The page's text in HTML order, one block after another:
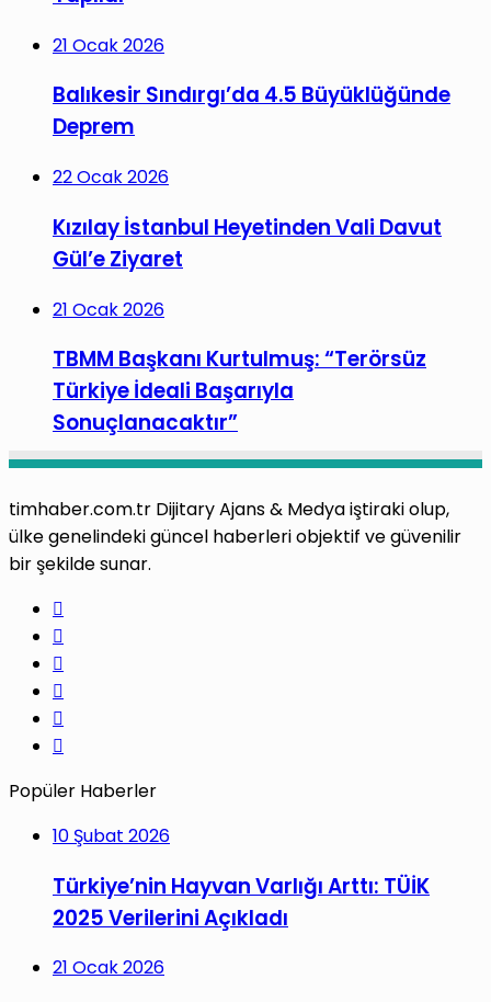
21 Ocak 2026
Balıkesir Sındırgı’da 4.5 Büyüklüğünde
Deprem
22 Ocak 2026
Kızılay İstanbul Heyetinden Vali Davut
Gül’e Ziyaret
21 Ocak 2026
TBMM Başkanı Kurtulmuş: “Terörsüz
Türkiye İdeali Başarıyla
Sonuçlanacaktır”
timhaber.com.tr Dijitary Ajans & Medya iştiraki olup,
ülke genelindeki güncel haberleri objektif ve güvenilir
bir şekilde sunar.
Popüler Haberler
10 Şubat 2026
Türkiye’nin Hayvan Varlığı Arttı: TÜİK
2025 Verilerini Açıkladı
21 Ocak 2026